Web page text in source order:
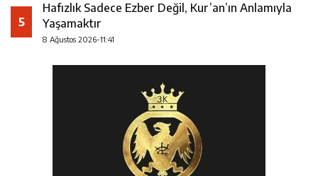
5
Hafızlık Sadece Ezber Değil, Kur’an’ın Anlamıyla
Yaşamaktır
8 Ağustos 2026-11:41